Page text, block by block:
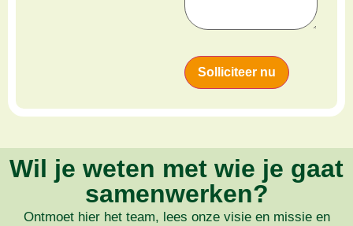
Solliciteer nu
Wil je weten met wie je gaat
samenwerken?
Ontmoet hier het team, lees onze visie en missie en